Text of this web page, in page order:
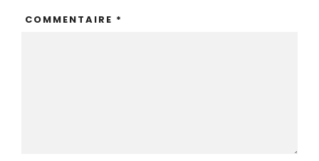
COMMENTAIRE *